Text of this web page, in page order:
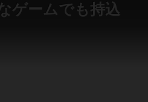
ゲームでも持込